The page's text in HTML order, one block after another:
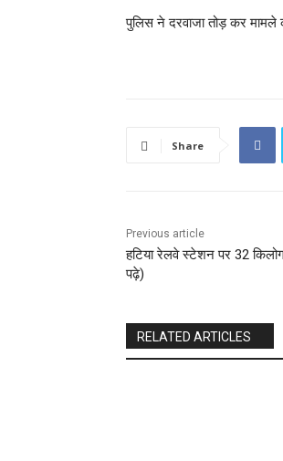
पुलिस ने दरवाजा तोड़ कर
Share
Previous article
हटिया रेलवे स्टेशन पर 32
पढ़े)
RELATED ARTICLES